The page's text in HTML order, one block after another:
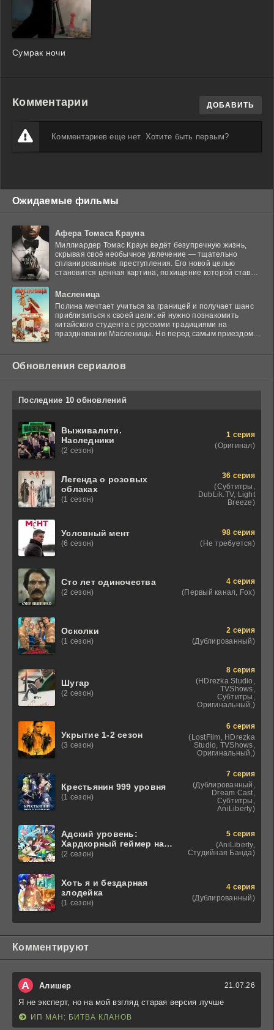
Сумрак ночи
Комментарии ДОБАВИТЬ
Комментариев еще нет. Хотите быть первым?
Ожидаемые фильмы
Афера Томаса Крауна
Миллиардер Томас Краун ведёт безупречную жизнь,
скрывая своё необычное увлечение — тщательно
спланированные преступления. Его новой целью
становится ценная картина, похищение которой ставит
Масленица
Полина мечтает учиться за границей и получает шанс
приблизиться к своей цели: ей нужно познакомить
китайского студента с русскими традициями на
праздновании Масленицы. Но перед самым приездом
Обновления сериалов
Последние 10 обновлений
Выживалити.
Наследники
(2 сезон)
1 серия
(Оригинал)
Легенда о розовых
облаках
(1 сезон)
36 серия
(Субтитры,
DubLik.TV, Light
Breeze)
Условный мент
(6 сезон)
98 серия
(Не требуется)
Сто лет одиночества
(2 сезон)
4 серия
(Первый канал, Fox)
Осколки
(1 сезон)
2 серия
(Дублированный)
Шугар
(2 сезон)
8 серия
(HDrezka Studio,
TVShows,
Субтитры,
Оригинальный,)
Укрытие 1-2 сезон
(3 сезон)
6 серия
(LostFilm, HDrezka
Studio, TVShows,
Оригинальный,)
Крестьянин 999 уровня
(1 сезон)
7 серия
(Дублированный,
Dream Cast,
Субтитры,
AniLiberty)
Адский уровень:
Хардкорный геймер на
самой высокой
(2 сезон)
5 серия
(AniLiberty,
Студийная Банда)
Хоть я и бездарная
злодейка
(1 сезон)
4 серия
(Дублированный)
Комментируют
А Алишер 21.07.26
Я не эксперт, но на мой взгляд старая версия лучше
ИП МАН: БИТВА КЛАНОВ